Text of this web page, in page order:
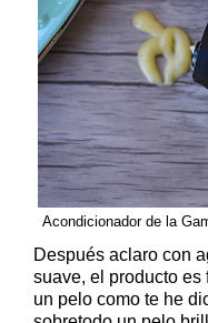
Acondicionador de la
Después aclaro con
suave, el producto
un pelo como te he